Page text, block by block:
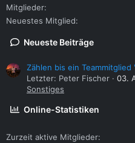
Mitglieder
Neuestes Mitglied
Neueste Beiträge
Zählen bis ein Teammitglied
Letzter: Peter Fischer
03.
Sonstiges
Online-Statistiken
Zurzeit aktive Mitglieder